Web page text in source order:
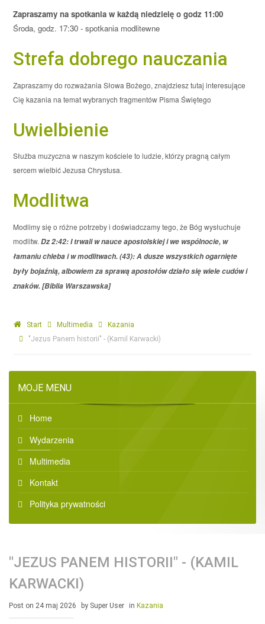
Zapraszamy na spotkania w każdą niedzielę o godz 11:00
Środa, godz. 17:30 - spotkania modlitewne
Strefa dobrego nauczania
Zapraszamy do rozważania Słowa Bożego, znajdziesz tutaj interesujące
Cię kazania na temat wybranych fragmentów Pisma Świętego
Uwielbienie
Służba muzyczna w naszym kościele to ludzie, którzy pragną całym
sercem wielbić Jezusa Chrystusa.
Modlitwa
Modlimy się o różne potrzeby i doświadczamy tego, że Bóg wysłuchuje
modlitw. Dz 2:42: I trwali w nauce apostolskiej i we wspólnocie, w
łamaniu chleba i w modlitwach. (43): A dusze wszystkich ogarnięte
były bojaźnią, albowiem za sprawą apostołów działo się wiele cudów i
znaków. [Biblia Warszawska]
Start Multimedia
Kazania
"Jezus Panem historii" - (Kamil Karwacki)
MOJE MENU
Home
Wydarzenia
Multimedia
Kontakt
Polityka prywatności
"JEZUS PANEM HISTORII" - (KAMIL
KARWACKI)
Post on 24 maj 2026 by Super User in Kazania